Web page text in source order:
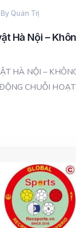
By Quản Trị
Hà Nội –
HÀ NỘI –
CHUỖI